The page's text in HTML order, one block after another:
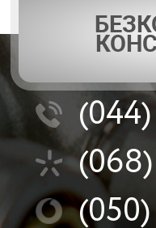
(068)
(050)